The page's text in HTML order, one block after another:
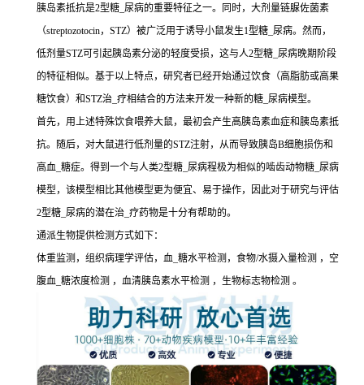
胰岛素抵抗是2型糖_尿病的重要特征之一。同时，大剂量链脲佐菌素
（streptozotocin，STZ）被广泛用于诱导小鼠发生1型糖_尿病。然而，
低剂量STZ可引起胰岛素分泌的轻度受损，这与人2型糖_尿病晚期阶段
的特征相似。基于以上特点，研究者已经开始通过饮食（高脂肪或高果
糖饮食）和STZ治_疗相结合的方法来开发一种新的糖_尿病模型。
首先，用上述特殊饮食喂养大鼠，最初会产生高胰岛素血症和胰岛素抵
抗。随后，对大鼠进行低剂量的STZ注射，从而导致胰岛B细胞损伤和
高血_糖症。得到一个与人类2型糖_尿病程极为相似的啮齿动物糖_尿病
模型，该模型相比其他模型更为便宜、易于操作，因此对于研究与评估
2型糖_尿病的潜在治_疗药物是十分有帮助的。
通派生物提供检测方式如下：
体重监测，组织病理学评估，血_糖水平检测，食物/水摄入量检测 ，空
腹血_糖浓度检测 ，血清胰岛素水平检测 ，生物标志物检测 。